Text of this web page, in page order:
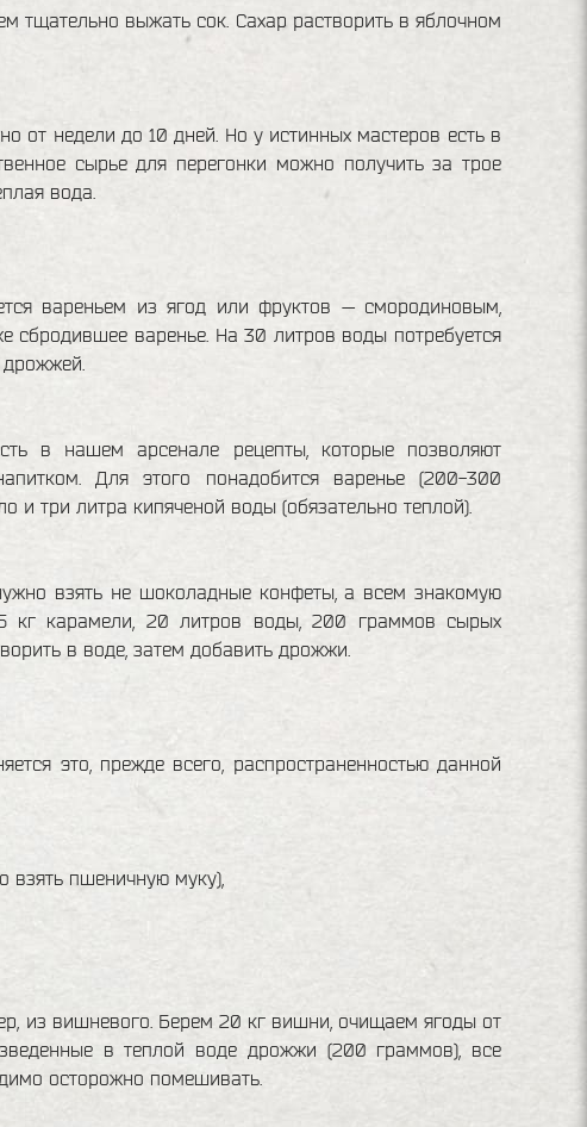
тщательно выжать сок. Сахар растворить в яблочном
от недели до 10 дней. Но у истинных мастеров есть в
сырье для перегонки можно получить за трое
вода.
вареньем из ягод или фруктов — смородиновым,
варенье. На 30 литров воды потребуется
в нашем арсенале рецепты, которые позволяют
Для этого понадобится варенье (200-300
три литра кипяченой воды (обязательно теплой).
взять не шоколадные конфеты, а всем знакомую
кг карамели, 20 литров воды, 200 граммов сырых
в воде, затем добавить дрожжи.
это, прежде всего, распространенностью данной
пшеничную муку),
из вишневого. Берем 20 кг вишни, очищаем ягоды от
в теплой воде дрожжи (200 граммов), все
осторожно помешивать.